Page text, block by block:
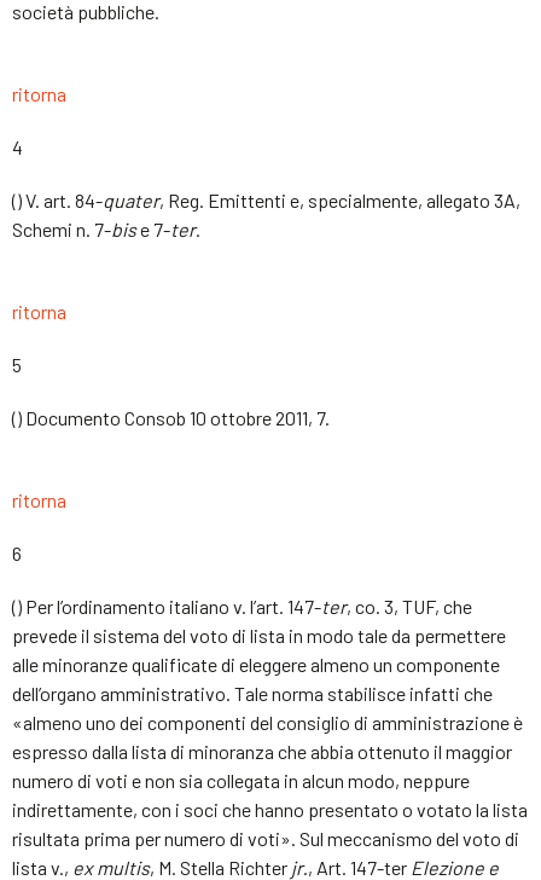
società pubbliche.
ritorna
4
() V. art. 84-quater, Reg. Emittenti e, specialmente, allegato 3A,
Schemi n. 7-bise 7-ter.
ritorna
5
() Documento Consob 10 ottobre 2011, 7.
ritorna
6
() Per l’ordinamento italiano v. l’art. 147-ter, co. 3, TUF, che
prevede il sistema del voto di lista in modo tale da permettere
alle minoranze qualificate di eleggere almeno un componente
dell’organo amministrativo. Tale norma stabilisce infatti che
«almeno uno dei componenti del consiglio di amministrazione è
espresso dalla lista di minoranza che abbia ottenuto il maggior
numero di voti e non sia collegata in alcun modo, neppure
indirettamente, con i soci che hanno presentato o votato la lista
risultata prima per numero di voti». Sul meccanismo del voto di
lista v., exmultis, M. Stella Richter jr., Art. 147-ter Elezione e